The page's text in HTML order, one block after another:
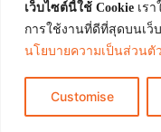
เว็บไซต์นี้ใช้ Cookie เร
การใช้งานที่ดีที่สุดบนเว็
นโยบายความเป็นส่วนตัว
Customise